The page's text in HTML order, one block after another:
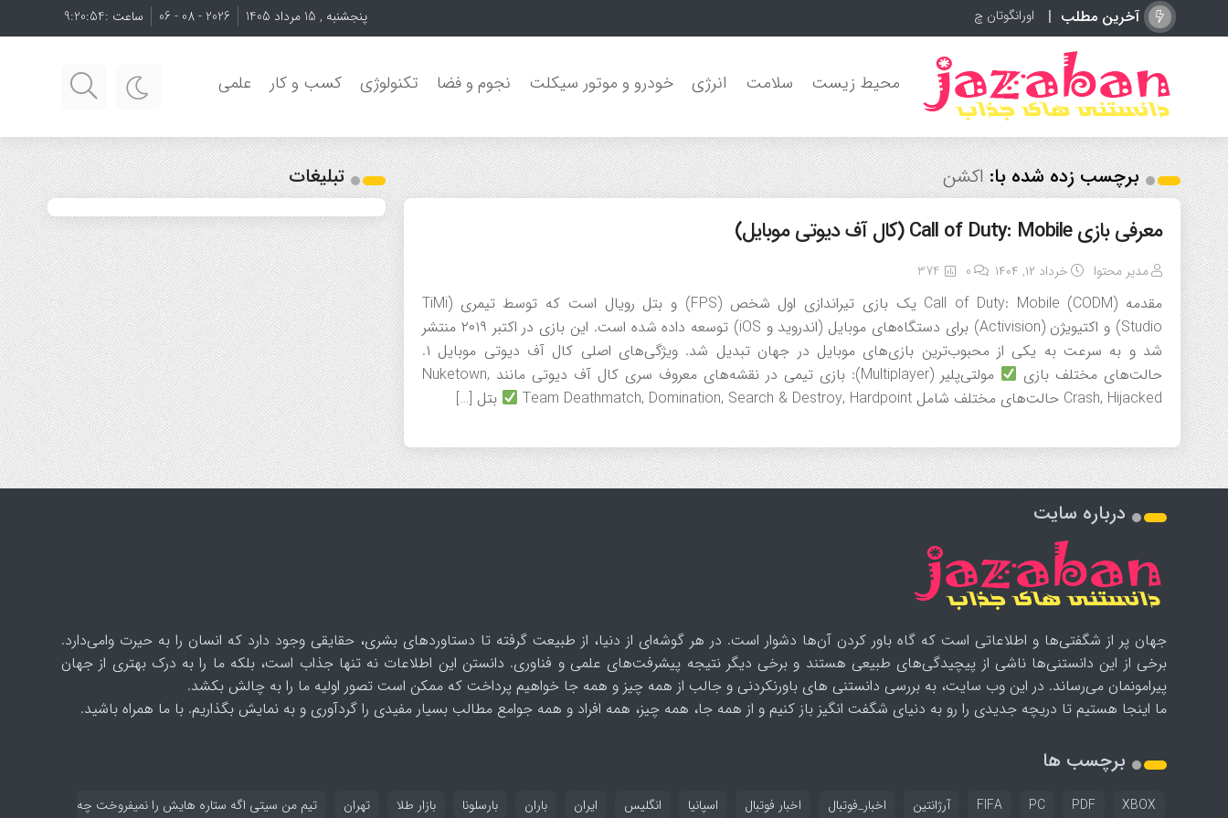
آخرین مطلب اورانگوتان چیست؟ آشن پنجشنبه , 15 مرداد 1405 2026 - 08 - 06 ساعت :9:20:54
محیط زیست سلامت انرژی خودرو و موتور سیکلت نجوم و فضا تکنولوژی کسب و کار علمی
برچسب زده شده با:اکشن
معرفی بازی Call of Duty: Mobile (کال آف دیوتی موبایل)
مدیر محتوا خرداد ۱۲, ۱۴۰۴ 0
374
مقدمه Call of Duty: Mobile (CODM) یک بازی تیراندازی اول شخص (FPS) و بتل رویال است که توسط تیمری (TiMi
Studio) و اکتیویژن (Activision) برای دستگاه‌های موبایل (اندروید و iOS) توسعه داده شده است. این بازی در اکتبر ۲۰۱۹ منتشر
شد و به سرعت به یکی از محبوب‌ترین بازی‌های موبایل در جهان تبدیل شد. ویژگی‌های اصلی کال آف دیوتی موبایل ۱.
حالت‌های مختلف بازی
مولتی‌پلیر (Multiplayer): بازی تیمی در نقشه‌های معروف سری کال آف دیوتی مانند Nuketown,
Crash, Hijacked حالت‌های مختلف شامل Team Deathmatch, Domination, Search & Destroy, Hardpoint
بتل […]
تبلیغات
درباره سایت
جهان پر از شگفتی‌ها و اطلاعاتی است که گاه باور کردن آن‌ها دشوار است. در هر گوشه‌ای از دنیا، از طبیعت گرفته تا دستاوردهای بشری، حقایقی وجود دارد که انسان را به حیرت وامی‌دارد.
برخی از این دانستنی‌ها ناشی از پیچیدگی‌های طبیعی هستند و برخی دیگر نتیجه پیشرفت‌های علمی و فناوری. دانستن این اطلاعات نه تنها جذاب است، بلکه ما را به درک بهتری از جهان
پیرامونمان می‌رساند. در این وب سایت، به بررسی دانستنی های باورنکردنی و جالب از همه چیز و همه جا خواهیم پرداخت که ممکن است تصور اولیه ما را به چالش بکشد.
ما اینجا هستیم تا دریچه جدیدی را رو به دنیای شگفت انگیز باز کنیم و از همه جا، همه چیز، همه افراد و همه جوامع مطالب بسیار مفیدی را گردآوری و به نمایش بگذاریم. با ما همراه باشید.
برچسب ها
FIFA PC PDF XBOX آرژانتین اخبار_فوتبال اخبار فوتبال اسپانیا انگلیس ایران باران بارسلونا بازار طلا تهران تیم من سیتی اگه ستاره هایش را نمیفروخت چه